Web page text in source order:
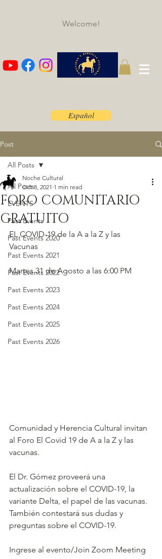
Welcome!
Español
Post
All Posts
EVENTS
Past Events
Past Events 2020
Past Events 2021
Past Events 2022
Past Events 2023
Past Events 2024
Past Events 2025
Past Events 2026
All Posts
FORO COMUNITARIO
GRATUITO
Noche Cultural
Oct 8, 2021 1 min read
EL COVID-19 de la A a la Z y las
Vacunas
Martes 31 de Agosto a las 6:00 PM
Comunidad y Herencia Cultural invitan
al Foro El Covid 19 de A a la Z y las
vacunas.
El Dr. Gómez proveerá una
actualización sobre el COVID-19, la
variante Delta, el papel de las vacunas.
También contestará sus dudas y
preguntas sobre el COVID-19.
Ingrese al evento/Join Zoom Meeting